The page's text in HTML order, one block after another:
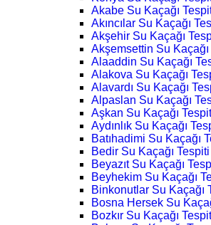
Akabe Su Kaçağı
Akıncılar Su Kaçağı
Akşehir Su Kaçağı
Akşemsettin Su Kaçağı
Alaaddin Su Kaçağı
Alakova Su Kaçağı
Alavardı Su Kaçağı
Alpaslan Su Kaçağı
Aşkan Su Kaçağı
Aydınlık Su Kaçağı
Batıhadimi Su Kaçağı
Bedir Su Kaçağı Tespiti
Beyazıt Su Kaçağı
Beyhekim Su Kaçağı
Binkonutlar Su Kaçağı
Bosna Hersek Su
Bozkır Su Kaçağı